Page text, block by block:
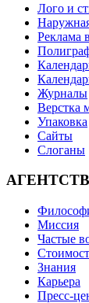
Лого и
Реклама
Журналы
Верстка
Упаковка
Сайты
Слоганы
Миссия
Частые
Знания
Карьера
Пресс-